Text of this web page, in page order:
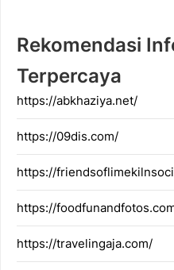
Rekomendasi
Terpercaya
https://abkhaziya.net/
https://09dis.com/
https://
https://
https://travelingaja.com/